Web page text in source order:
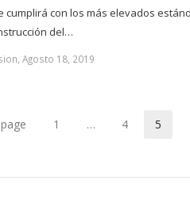
cumplirá con los más elevados
del…
Agosto 18, 2019
Page
1 … Page
4 5